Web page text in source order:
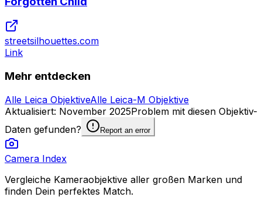
streetsilhouettes.com
Link
Mehr entdecken
Alle Leica ObjektiveAlle Leica-M Objektive
Aktualisiert: November 2025Problem mit diesen Objektiv-
Daten gefunden?
Report an error
Camera Index
Vergleiche Kameraobjektive aller großen Marken und
finden Dein perfektes Match.